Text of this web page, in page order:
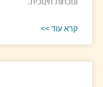
קרא עוד >>